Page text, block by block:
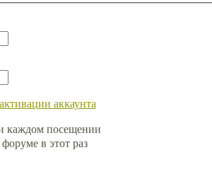
аккаунта
каждом посещении
в этот раз